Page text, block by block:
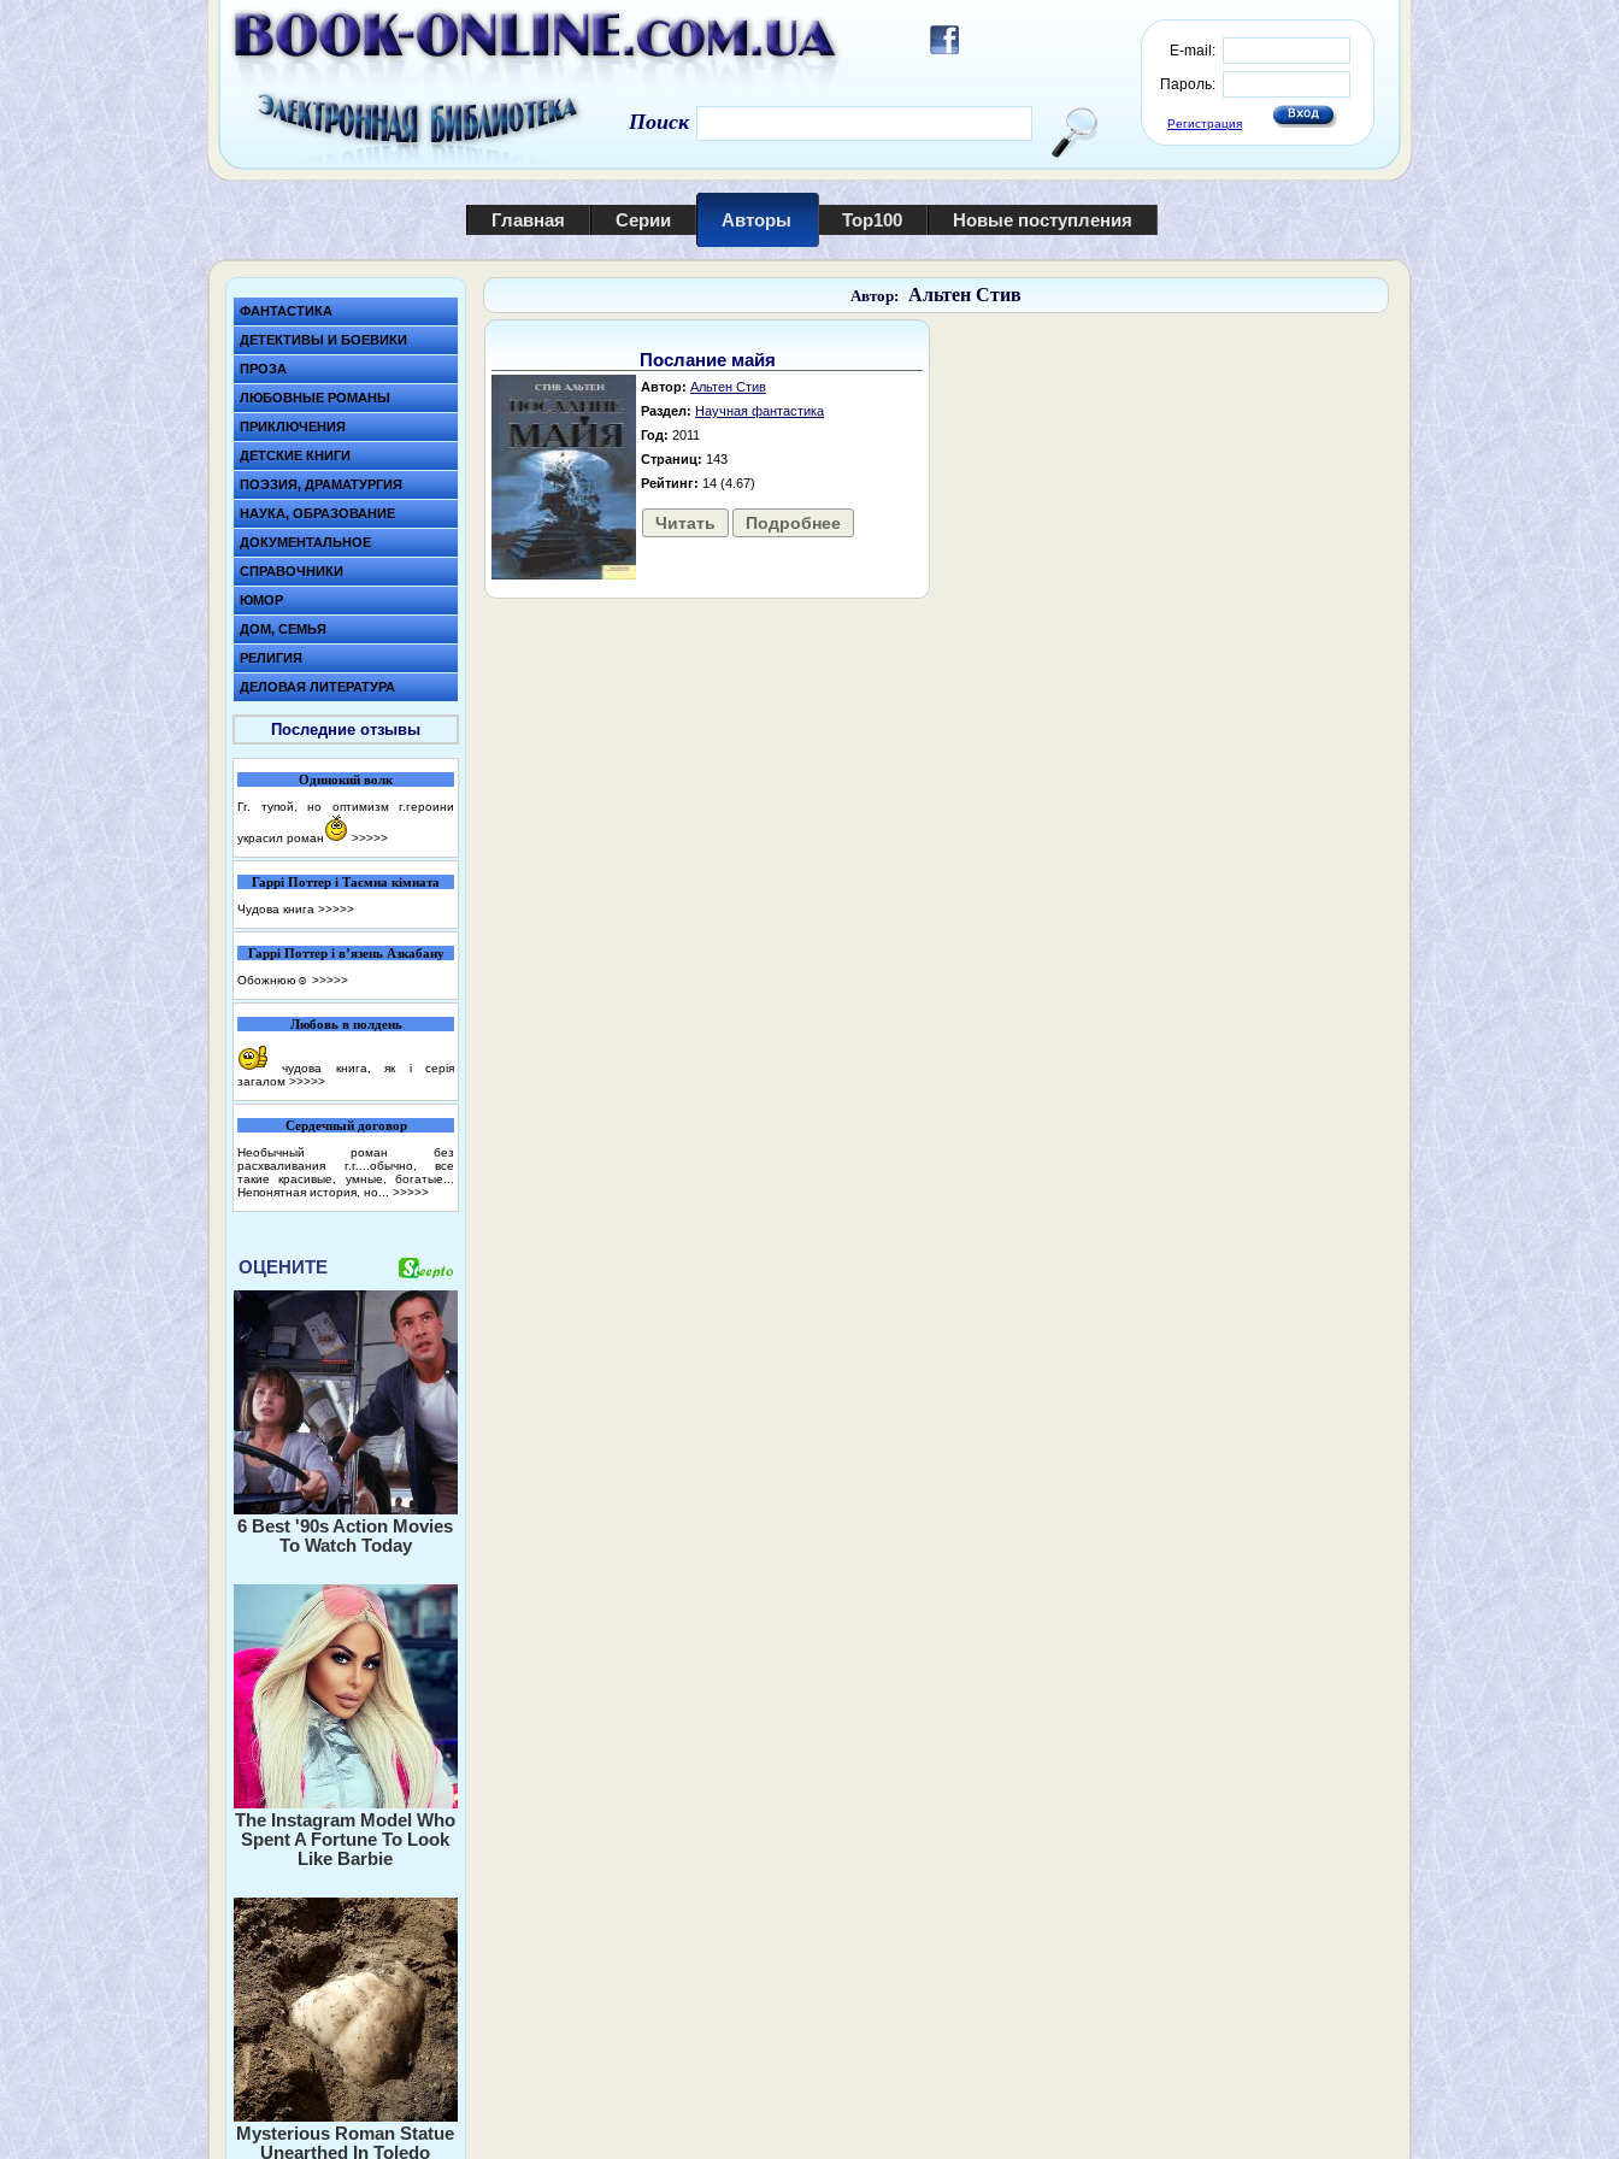
E-mail:
Пароль:
Регистрация
Поиск
Главная Серии Авторы Top100 Новые поступления
ФАНТАСТИКА
ДЕТЕКТИВЫ И БОЕВИКИ
ПРОЗА
ЛЮБОВНЫЕ РОМАНЫ
ПРИКЛЮЧЕНИЯ
ДЕТСКИЕ КНИГИ
ПОЭЗИЯ, ДРАМАТУРГИЯ
НАУКА, ОБРАЗОВАНИЕ
ДОКУМЕНТАЛЬНОЕ
СПРАВОЧНИКИ
ЮМОР
ДОМ, СЕМЬЯ
РЕЛИГИЯ
ДЕЛОВАЯ ЛИТЕРАТУРА
Последние отзывы
Одинокий волк
Гг. тупой, но оптимизм г.героини
украсил роман >>>>>
Гаррі Поттер і Таємна кімната
Чудова книга >>>>>
Гаррі Поттер і в’язень Азкабану
Обожнюю☺️ >>>>>
Любовь в полдень
чудова книга, як і серія
загалом >>>>>
Сердечный договор
Необычный роман без
расхваливания г.г....обычно, все
такие красивые, умные, богатые...
Непонятная история, но... >>>>>
ОЦЕНИТЕ
6 Best '90s Action Movies
To Watch Today
The Instagram Model Who
Spent A Fortune To Look
Like Barbie
Mysterious Roman Statue
Unearthed In Toledo
Автор: Альтен Стив
Послание майя
Автор: Альтен Стив
Раздел: Научная фантастика
Год: 2011
Страниц: 143
Рейтинг: 14 (4.67)
Читать Подробнее